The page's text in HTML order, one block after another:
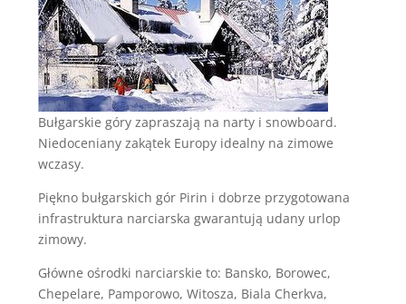
Bułgarskie góry zapraszają na narty i snowboard.
Niedoceniany zakątek Europy idealny na zimowe
wczasy.
Piękno bułgarskich gór Pirin i dobrze przygotowana
infrastruktura narciarska gwarantują udany urlop
zimowy.
Główne ośrodki narciarskie to: Bansko, Borowec,
Chepelare, Pamporowo, Witosza, Biala Cherkva,